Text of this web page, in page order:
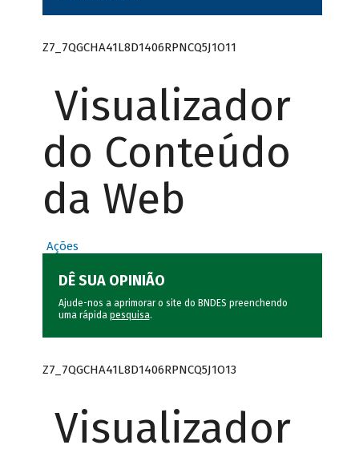
Z7_7QGCHA41L8D1406RPNCQ5J1O11
Visualizador
do Conteúdo
da Web
Ações
DÊ SUA OPINIÃO
Ajude-nos a aprimorar o site do BNDES preenchendo
uma rápida pesquisa.
Z7_7QGCHA41L8D1406RPNCQ5J1O13
Visualizador